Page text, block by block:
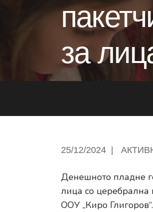
за
25/12/2024
Денешното пладне
лица со церебрална
ООУ „Киро Глигоров“.